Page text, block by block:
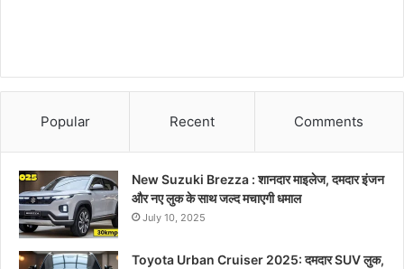
Popular Recent Comments
New Suzuki Brezza : शानदार माइलेज, दमदार इंजन
और नए लुक के साथ जल्द मचाएगी धमाल
July 10, 2025
Toyota Urban Cruiser 2025: दमदार SUV लुक,